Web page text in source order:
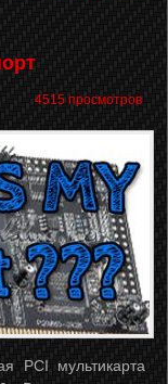
4515 просмотров
мультикарта